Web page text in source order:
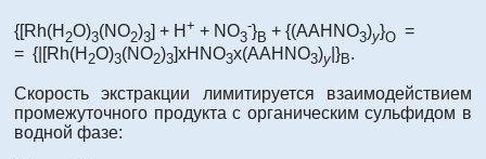
{[Rh(H 2O)3(NO2)3] + H + + NO3
-}B + {(ААHNO3)y}O =
= {|[Rh(H 2O)3(NO2)3]xHNO3x(ААHNO3)y |}B.
Скорость экстракции лимитируется взаимодействием
промежуточного продукта с органическим сульфидом в
водной фазе: